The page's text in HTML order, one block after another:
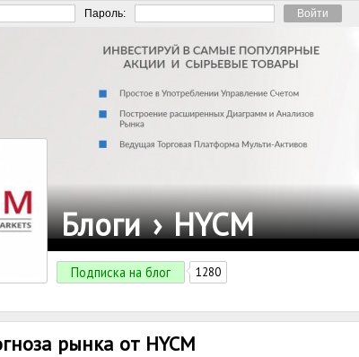
Пароль:
Блоги › HYCM
Подписка на блог 1280
рынка от HYCM